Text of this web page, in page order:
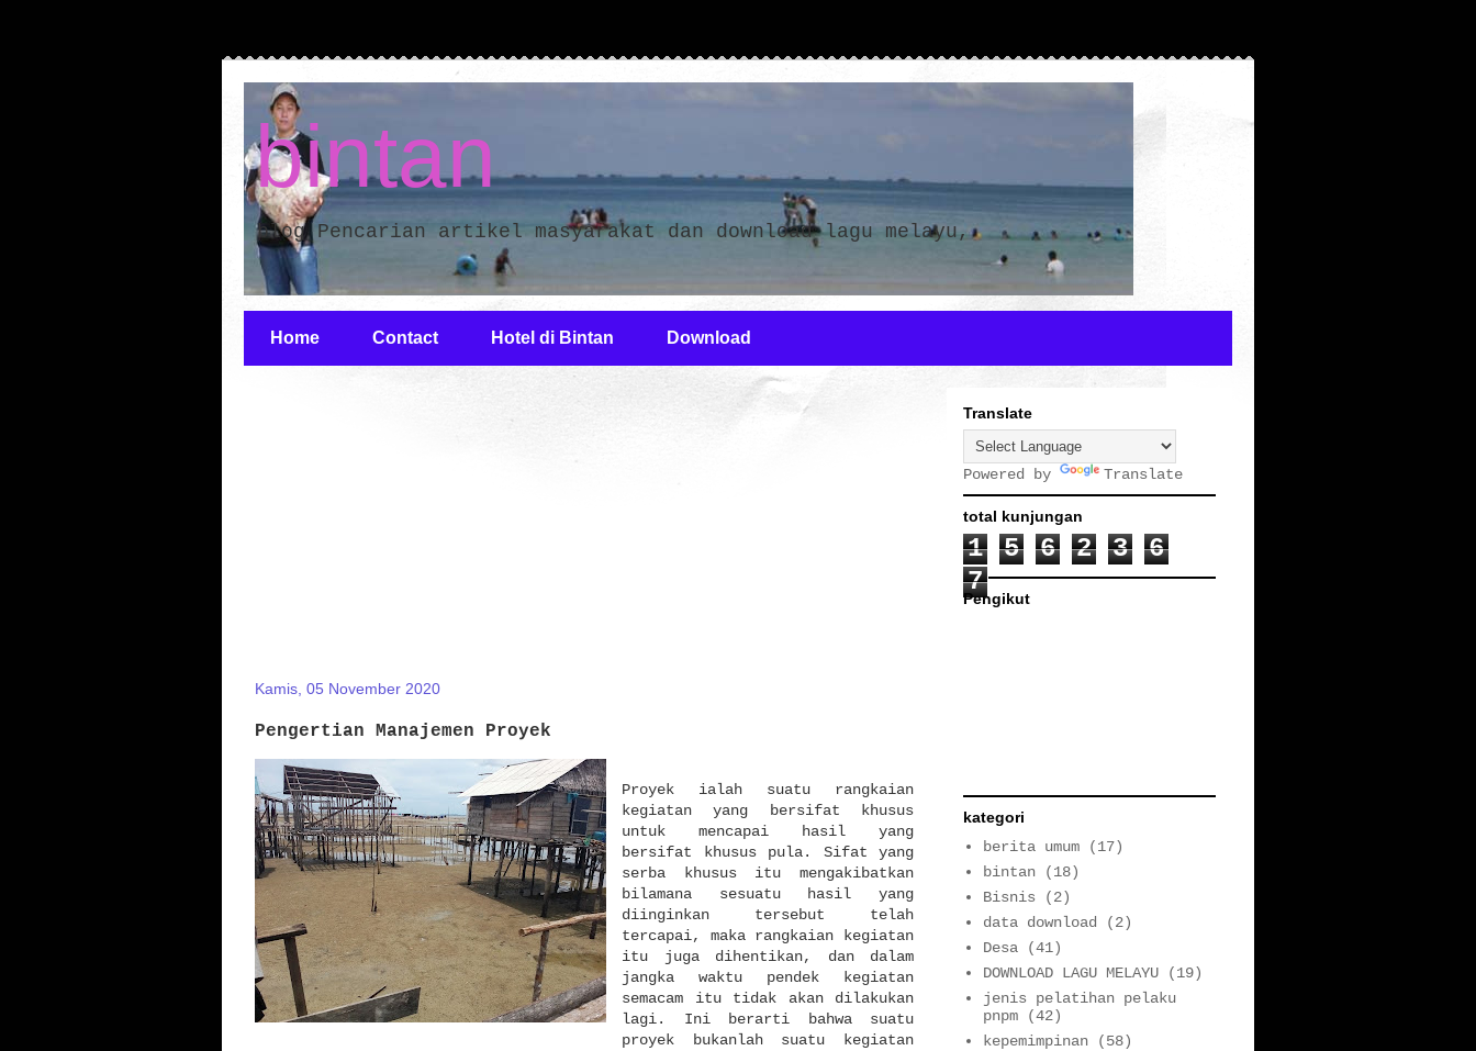
bintan
blog Pencarian artikel masyarakat dan download lagu melayu,
Home Contact Hotel di Bintan Download
Kamis, 05 November 2020
Pengertian Manajemen Proyek
Proyek ialah suatu rangkaian
kegiatan yang bersifat khusus
untuk mencapai hasil yang
bersifat khusus pula. Sifat yang
serba khusus itu mengakibatkan
bilamana sesuatu hasil yang
diinginkan tersebut telah
tercapai, maka rangkaian kegiatan
itu juga dihentikan, dan dalam
jangka waktu pendek kegiatan
semacam itu tidak akan dilakukan
lagi. Ini berarti bahwa suatu
proyek bukanlah suatu kegiatan
Translate
Powered by Translate
total kunjungan
1 5 6 2 3
6
7
Pengikut
kategori
berita umum
(17)
bintan
(18)
Bisnis
(2)
data download
(2)
Desa
(41)
DOWNLOAD LAGU MELAYU
(19)
jenis pelatihan pelaku
pnpm
(42)
kepemimpinan
(58)